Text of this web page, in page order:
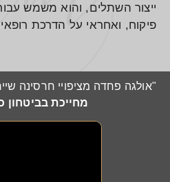
"אולגה פחדה מציפויי חרסינה
מחייכת בביטחון כבר 5
ייצור השתלים, והוא משמש
פיקוח, ואחראי על הדרכת